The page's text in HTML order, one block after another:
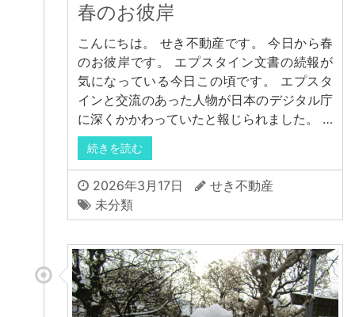
春のお彼岸
こんにちは。 せき不動産です。 今日から春
のお彼岸です。 エプスタイン文書の続報が
気になっている今日この頃です。 エプスタ
インと交流のあった人物が日本のデジタル庁
に深くかかわっていたと報じられました。 …
続きを読む
2026年3月17日
せき不動産
未分類